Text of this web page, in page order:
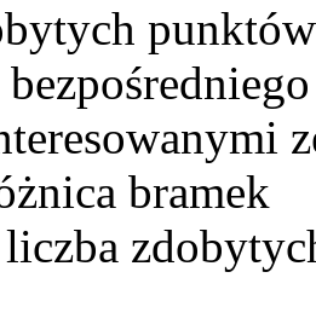
punktów
bramek